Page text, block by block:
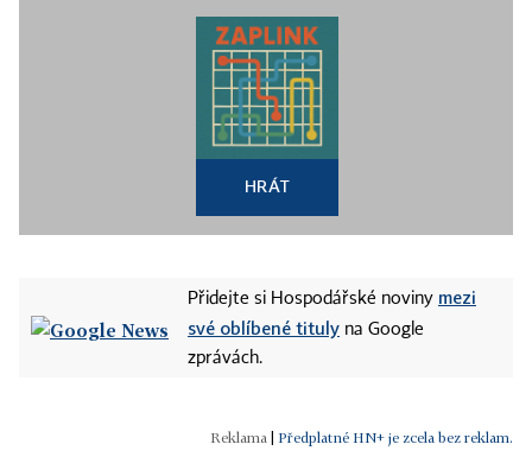
HRÁT
Přidejte si Hospodářské noviny mezi
své oblíbené tituly na Google
zprávách.
Předplatné HN+ je zcela bez reklam.